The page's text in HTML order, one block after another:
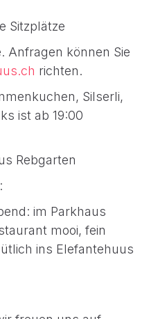
Sitzplätze
Anfragen können Sie
richten.
Silserli,
ist ab 19:00
Rebgarten
im Parkhaus
mooi, fein
ins Elefantehuus